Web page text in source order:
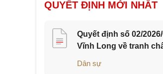
QUYẾT ĐỊNH MỚI NHẤT
Quyết định số 02/
Vĩnh Long về tranh
Dân sự